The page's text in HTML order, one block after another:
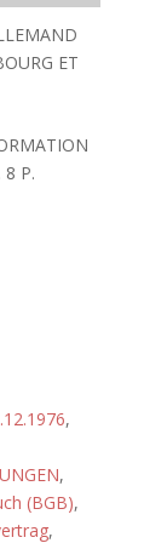
ET
8 P.
,
,
(BGB),
,